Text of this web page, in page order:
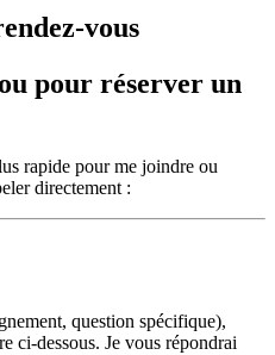
vous
pour réserver un
rapide pour me joindre ou
directement :
question spécifique),
ci-dessous. Je vous répondrai